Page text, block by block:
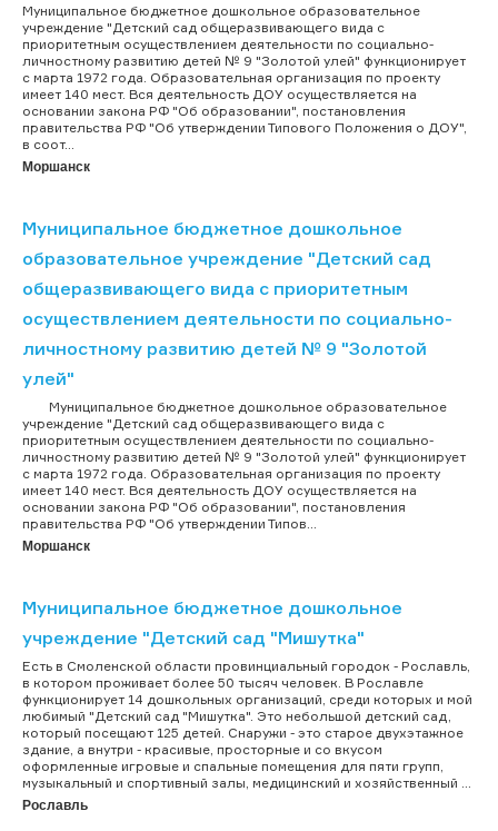
Муниципальное бюджетное дошкольное образовательное
учреждение "Детский сад общеразвивающего вида с
приоритетным осуществлением деятельности по социально-
личностному развитию детей № 9 "Золотой улей" функционирует
с марта 1972 года. Образовательная организация по проекту
имеет 140 мест. Вся деятельность ДОУ осуществляется на
основании закона РФ "Об образовании", постановления
правительства РФ "Об утверждении Типового Положения о ДОУ",
в соот...
Моршанск
Муниципальное бюджетное дошкольное
образовательное учреждение "Детский сад
общеразвивающего вида с приоритетным
осуществлением деятельности по социально-
личностному развитию детей № 9 "Золотой
улей"
Муниципальное бюджетное дошкольное образовательное
учреждение "Детский сад общеразвивающего вида с
приоритетным осуществлением деятельности по социально-
личностному развитию детей № 9 "Золотой улей" функционирует
с марта 1972 года. Образовательная организация по проекту
имеет 140 мест. Вся деятельность ДОУ осуществляется на
основании закона РФ "Об образовании", постановления
правительства РФ "Об утверждении Типов...
Моршанск
Муниципальное бюджетное дошкольное
учреждение "Детский сад "Мишутка"
Есть в Смоленской области провинциальный городок - Рославль,
в котором проживает более 50 тысяч человек. В Рославле
функционирует 14 дошкольных организаций, среди которых и мой
любимый "Детский сад "Мишутка". Это небольшой детский сад,
который посещают 125 детей. Снаружи - это старое двухэтажное
здание, а внутри - красивые, просторные и со вкусом
оформленные игровые и спальные помещения для пяти групп,
музыкальный и спортивный залы, медицинский и хозяйственный ...
Рославль